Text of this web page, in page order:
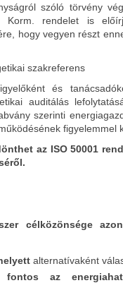
szóló törvény
Korm. rendelet is
hogy vegyen részt
szakreferens
és
auditálás
szerinti
figyelemmel
az ISO 50001
célközönsége
alternatívaként
fontos az